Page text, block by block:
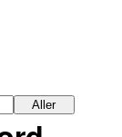
Aller